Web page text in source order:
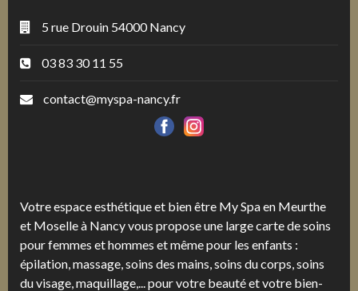
5 rue Drouin 54000 Nancy
03 83 30 11 55
contact@myspa-nancy.fr
Votre espace esthétique et bien être My Spa en Meurthe
et Moselle à Nancy vous propose une large carte de soins
pour femmes et hommes et même pour les enfants :
épilation, massage, soins des mains, soins du corps, soins
du visage, maquillage,... pour votre beauté et votre bien-